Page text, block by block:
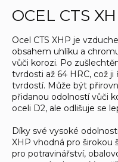
OCEL CTS
Ocel CTS XHP je
obsahem uhlíku a
vůči korozi. Po
tvrdosti až 64 HRC, což
tvrdostí. Může být
přidanou odolností vůči
oceli D2, ale odlišuje se
Díky své vysoké
XHP vhodná pro širokou
pro potravinářství,